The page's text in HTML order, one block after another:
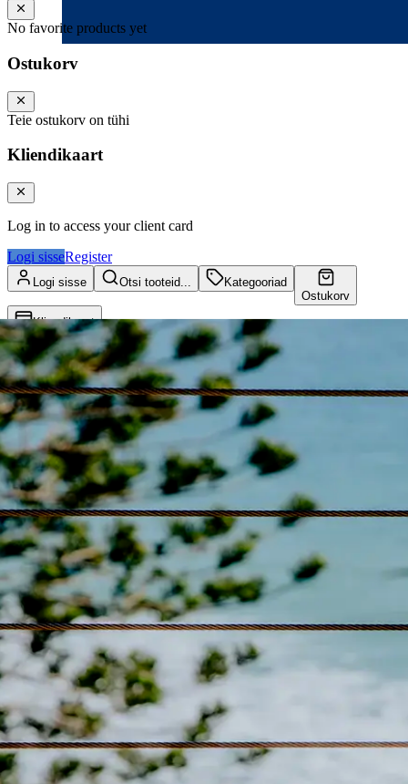
No favorite products yet
Ostukorv
Teie ostukorv on tühi
Kliendikaart
Log in to access your client card
Logi sisseRegister
Logi sisse Otsi tooteid...
Kategooriad
Ostukorv
Kliendikaart